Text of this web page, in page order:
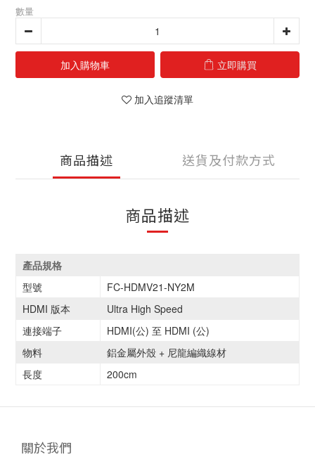
數量
加入購物車 立即購買
加入追蹤清單
商品描述 送貨及付款方式
商品描述
產品規格
型號
FC-HDMV21-NY2M
HDMI 版本
Ultra High Speed
連接端子
HDMI(公) 至 HDMI (公)
物料
鋁金屬外殼 + 尼龍編織線材
長度
200cm
關於我們